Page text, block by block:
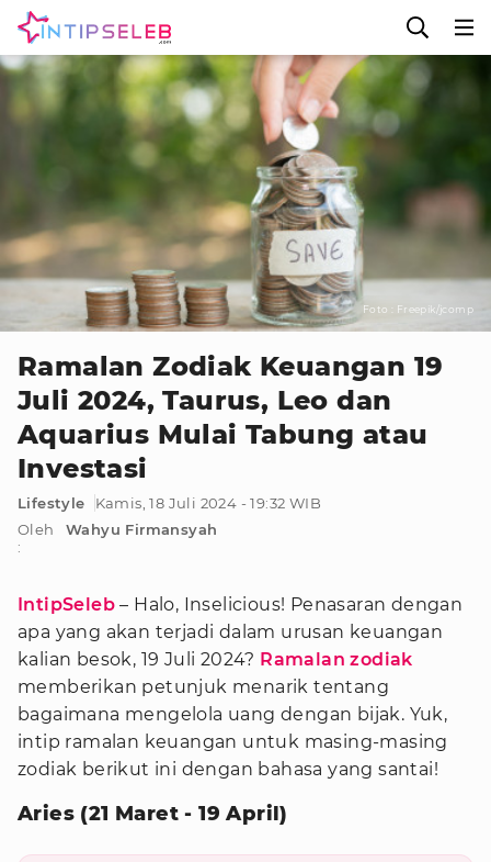
Foto : Freepik/jcomp
Ramalan Zodiak Keuangan 19
Juli 2024, Taurus, Leo dan
Aquarius Mulai Tabung atau
Investasi
Lifestyle
Kamis, 18 Juli 2024 - 19:32 WIB
Oleh
:
Wahyu Firmansyah
IntipSeleb – Halo, Inselicious! Penasaran dengan
apa yang akan terjadi dalam urusan keuangan
kalian besok, 19 Juli 2024? Ramalan zodiak
memberikan petunjuk menarik tentang
bagaimana mengelola uang dengan bijak. Yuk,
intip ramalan keuangan untuk masing-masing
zodiak berikut ini dengan bahasa yang santai!
Aries (21 Maret - 19 April)